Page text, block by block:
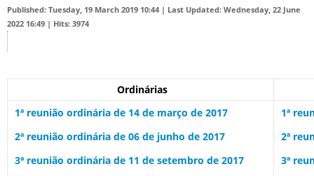
Published: Tuesday, 19 March 2019 10:44 | Last Updated: Wednesday, 22 June
2022 16:49 | Hits: 3974
Ordinárias
1ª reunião ordinária de 14 de março de 2017
2ª reunião ordinária de 06 de junho de 2017
3ª reunião ordinária de 11 de setembro de 2017
1ª
2ª
3ª